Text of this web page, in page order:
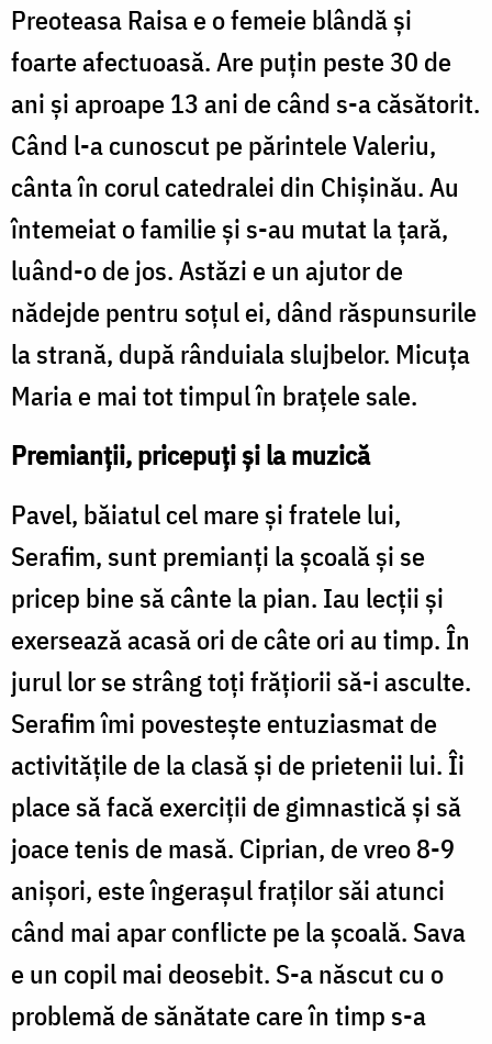
Preoteasa Raisa e o femeie blândă și
foarte afectuoasă. Are puțin peste 30 de
ani și aproape 13 ani de când s-a căsătorit.
Când l-a cunoscut pe părintele Valeriu,
cânta în corul catedralei din Chișinău. Au
întemeiat o familie și s-au mutat la țară,
luând-o de jos. Astăzi e un ajutor de
nădejde pentru soțul ei, dând răspunsurile
la strană, după rânduiala slujbelor. Micuța
Maria e mai tot timpul în brațele sale.
Premianții, pricepuți și la muzică
Pavel, băiatul cel mare și fratele lui,
Serafim, sunt premianți la școală și se
pricep bine să cânte la pian. Iau lecții și
exersează acasă ori de câte ori au timp. În
jurul lor se strâng toți frățiorii să-i asculte.
Serafim îmi povestește entuziasmat de
activitățile de la clasă și de prietenii lui. Îi
place să facă exerciții de gimnastică și să
joace tenis de masă. Ciprian, de vreo 8-9
anișori, este îngerașul fraților săi atunci
când mai apar conflicte pe la școală. Sava
e un copil mai deosebit. S-a născut cu o
problemă de sănătate care în timp s-a